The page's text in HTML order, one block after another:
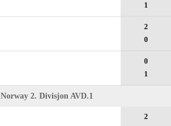
1
2
0
0
1
Norway 2. Divisjon AVD.1
2